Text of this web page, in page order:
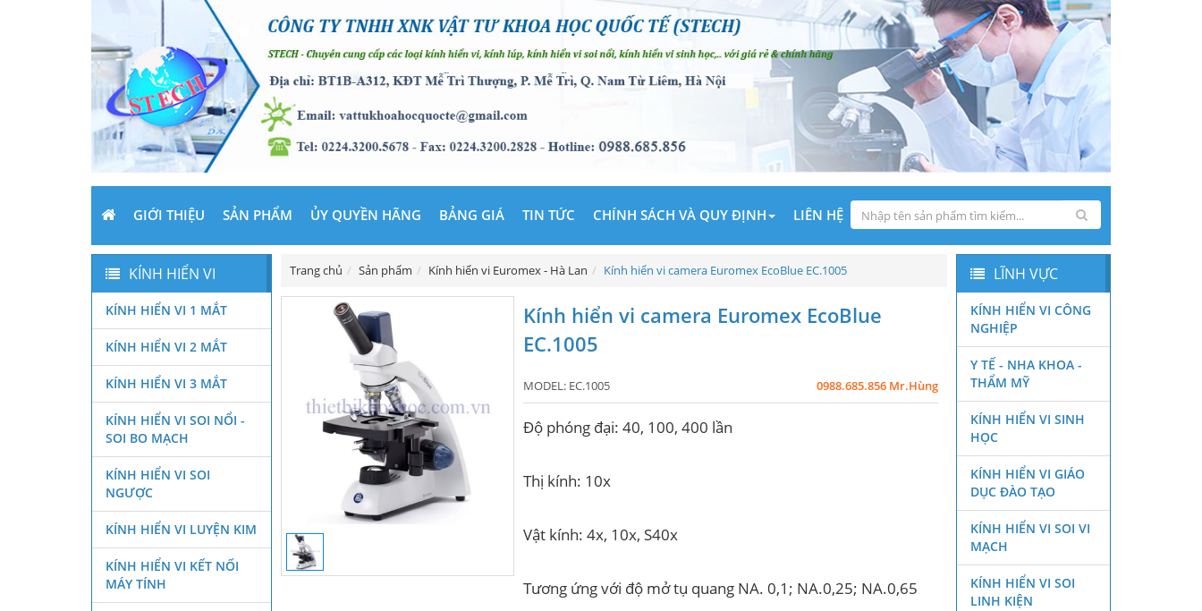
GIỚI THIỆU SẢN PHẨM ỦY QUYỀN HÃNG BẢNG GIÁ TIN TỨC CHÍNH SÁCH VÀ QUY ĐỊNH LIÊN HỆ
Trang chủ Sản phẩm Kính hiển vi Euromex - Hà Lan Kính hiển vi camera Euromex EcoBlue EC.1005
Kính hiển vi camera Euromex EcoBlue
EC.1005
MODEL: EC.1005 0988.685.856 Mr.Hùng
Độ phóng đại: 40, 100, 400 lần
Thị kính: 10x
Vật kính: 4x, 10x, S40x
Tương ứng với độ mở tụ quang NA. 0,1; NA.0,25; NA.0,65
KÍNH HIỂN VI
KÍNH HIỂN VI 1 MẮT
KÍNH HIỂN VI 2 MẮT
KÍNH HIỂN VI 3 MẮT
KÍNH HIỂN VI SOI NỔI -
SOI BO MẠCH
KÍNH HIỂN VI SOI
NGƯỢC
KÍNH HIỂN VI LUYỆN KIM
KÍNH HIỂN VI KẾT NỐI
MÁY TÍNH
LĨNH VỰC
KÍNH HIỂN VI CÔNG
NGHIỆP
Y TẾ - NHA KHOA -
THẨM MỸ
KÍNH HIỂN VI SINH
HỌC
KÍNH HIỂN VI GIÁO
DỤC ĐÀO TẠO
KÍNH HIỂN VI SOI VI
MẠCH
KÍNH HIỂN VI SOI
LINH KIỆN